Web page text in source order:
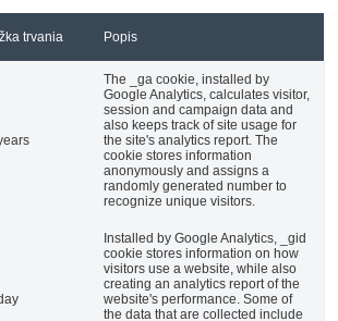
trvania Popis
The _ga cookie, installed by
Google Analytics, calculates visitor,
session and campaign data and
also keeps track of site usage for
the site's analytics report. The
cookie stores information
anonymously and assigns a
randomly generated number to
recognize unique visitors.
Installed by Google Analytics, _gid
cookie stores information on how
visitors use a website, while also
creating an analytics report of the
website's performance. Some of
the data that are collected include